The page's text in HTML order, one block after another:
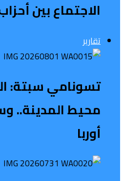
الاجتماع بين
تقارير
تسونامي سبتة:
محيط المدينة..
أوربا